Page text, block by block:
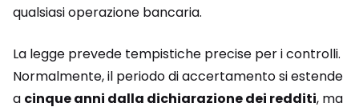
qualsiasi operazione bancaria.
La legge prevede tempistiche precise per i controlli.
Normalmente, il periodo di accertamento si estende
a cinque anni dalla dichiarazione dei redditi, ma